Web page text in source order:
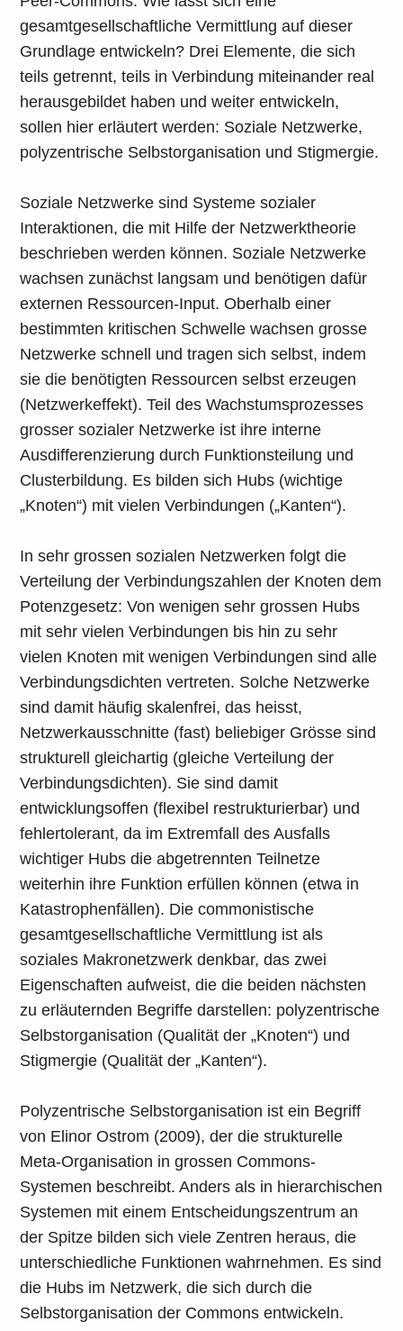
gesamtgesellschaftliche Vermittlung auf dieser
Grundlage entwickeln? Drei Elemente, die sich
teils getrennt, teils in Verbindung miteinander real
herausgebildet haben und weiter entwickeln,
sollen hier erläutert werden: Soziale Netzwerke,
polyzentrische Selbstorganisation und Stigmergie.
Soziale Netzwerke sind Systeme sozialer
Interaktionen, die mit Hilfe der Netzwerktheorie
beschrieben werden können. Soziale Netzwerke
wachsen zunächst langsam und benötigen dafür
externen Ressourcen-Input. Oberhalb einer
bestimmten kritischen Schwelle wachsen grosse
Netzwerke schnell und tragen sich selbst, indem
sie die benötigten Ressourcen selbst erzeugen
(Netzwerkeffekt). Teil des Wachstumsprozesses
grosser sozialer Netzwerke ist ihre interne
Ausdifferenzierung durch Funktionsteilung und
Clusterbildung. Es bilden sich Hubs (wichtige
„Knoten“) mit vielen Verbindungen („Kanten“).
In sehr grossen sozialen Netzwerken folgt die
Verteilung der Verbindungszahlen der Knoten dem
Potenzgesetz: Von wenigen sehr grossen Hubs
mit sehr vielen Verbindungen bis hin zu sehr
vielen Knoten mit wenigen Verbindungen sind alle
Verbindungsdichten vertreten. Solche Netzwerke
sind damit häufig skalenfrei, das heisst,
Netzwerkausschnitte (fast) beliebiger Grösse sind
strukturell gleichartig (gleiche Verteilung der
Verbindungsdichten). Sie sind damit
entwicklungsoffen (flexibel restrukturierbar) und
fehlertolerant, da im Extremfall des Ausfalls
wichtiger Hubs die abgetrennten Teilnetze
weiterhin ihre Funktion erfüllen können (etwa in
Katastrophenfällen). Die commonistische
gesamtgesellschaftliche Vermittlung ist als
soziales Makronetzwerk denkbar, das zwei
Eigenschaften aufweist, die die beiden nächsten
zu erläuternden Begriffe darstellen: polyzentrische
Selbstorganisation (Qualität der „Knoten“) und
Stigmergie (Qualität der „Kanten“).
Polyzentrische Selbstorganisation ist ein Begriff
von Elinor Ostrom (2009), der die strukturelle
Meta-Organisation in grossen Commons-
Systemen beschreibt. Anders als in hierarchischen
Systemen mit einem Entscheidungszentrum an
der Spitze bilden sich viele Zentren heraus, die
unterschiedliche Funktionen wahrnehmen. Es sind
die Hubs im Netzwerk, die sich durch die
Selbstorganisation der Commons entwickeln.